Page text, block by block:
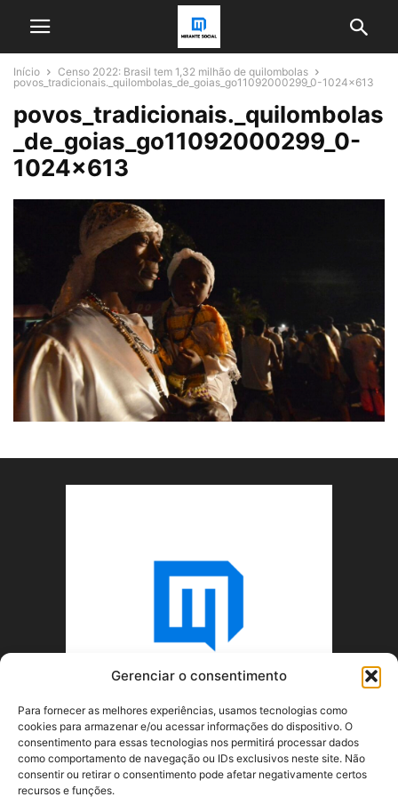
Gerenciar o consentimento
Para fornecer as melhores experiências, usamos tecnologias como
cookies para armazenar e/ou acessar informações do dispositivo. O
consentimento para essas tecnologias nos permitirá processar dados
como comportamento de navegação ou IDs exclusivos neste site. Não
consentir ou retirar o consentimento pode afetar negativamente certos
recursos e funções.
Início
Censo 2022: Brasil tem 1,32 milhão de quilombolas
povos_tradicionais._quilombolas_de_goias_go11092000299_0-1024x613
povos_tradicionais._quilombolas
_de_goias_go11092000299_0-
1024×613